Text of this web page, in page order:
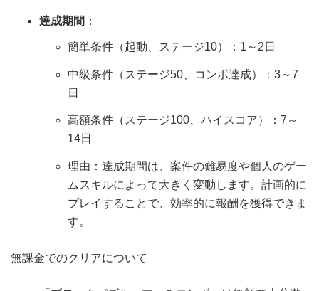
達成期間 ：
簡単条件（起動、ステージ10）：1～2日
中級条件（ステージ50、コンボ達成）：3～7
日
高額条件（ステージ100、ハイスコア）：7～
14日
理由：達成期間は、案件の難易度や個人のゲー
ムスキルによって大きく変動します。計画的に
プレイすることで、効率的に報酬を獲得できま
す。
無課金でのクリアについて